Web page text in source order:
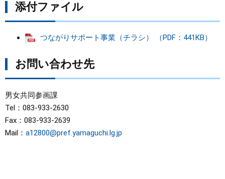
添付ファイル
つながりサポート事業（チラシ） （PDF：441KB）
お問い合わせ先
男女共同参画課
Tel：083-933-2630
Fax：083-933-2639
Mail： a12800@pref.yamaguchi.lg.jp